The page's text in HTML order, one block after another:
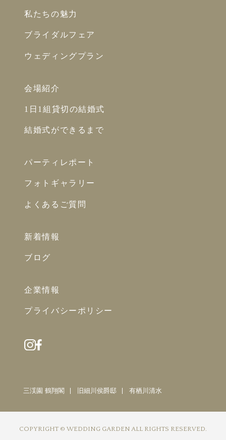
私たちの魅力
ブライダルフェア
ウェディングプラン
会場紹介
1日1組貸切の結婚式
結婚式ができるまで
パーティレポート
フォトギャラリー
よくあるご質問
新着情報
ブログ
企業情報
プライバシーポリシー
三渓園 鶴翔閣 旧細川侯爵邸 有栖川清水
COPYRIGHT © WEDDING GARDEN ALL RIGHTS RESERVED.